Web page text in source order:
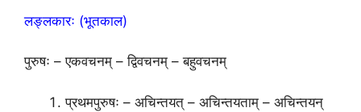
लङ्लकारः (भूतकाल)
पुरुषः – एकवचनम् – द्विवचनम् – बहुवचनम्
प्रथमपुरुषः – अचिन्तयत् – अचिन्तयताम् – अचिन्तयन्